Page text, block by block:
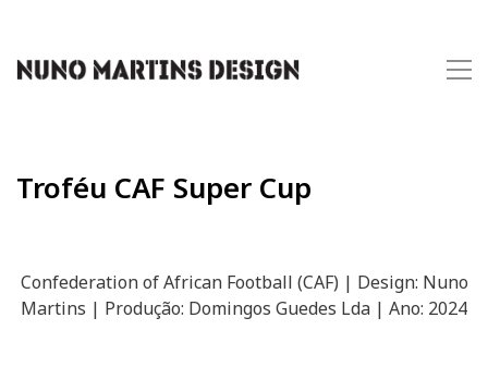
Troféu CAF Super Cup
Confederation of African Football (CAF) | Design: Nuno
Martins | Produção: Domingos Guedes Lda | Ano: 2024